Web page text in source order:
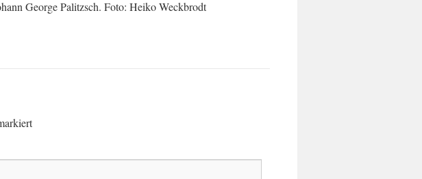
George Palitzsch. Foto: Heiko Weckbrodt